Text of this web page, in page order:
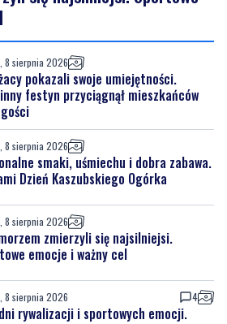
8 sierpnia 2026
pokazali swoje umiejętności.
festyn przyciągnął mieszkańców
8 sierpnia 2026
smaki, uśmiechu i dobra zabawa.
Dzień Kaszubskiego Ogórka
8 sierpnia 2026
zmierzyli się najsilniejsi.
emocje i ważny cel
8 sierpnia 2026 4
rywalizacji i sportowych emocji.